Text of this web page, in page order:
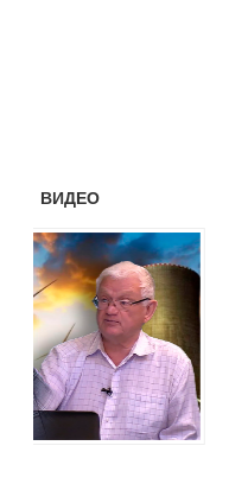
ВИДЕО
БРИКС: Казахстан